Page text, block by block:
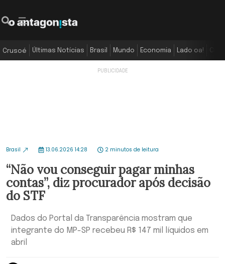
Crusoé Últimas Notícias Brasil Mundo Economia Lado oa!
Brasil 13.06.2026 14:28 2 minutos de leitura
“Não vou conseguir pagar minhas
contas”, diz procurador após decisão
do STF
Dados do Portal da Transparência mostram que
integrante do MP-SP recebeu R$ 147 mil líquidos em
abril